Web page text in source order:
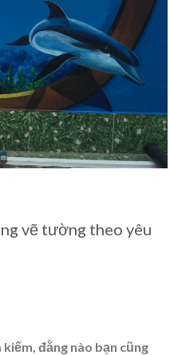
vẽ tường theo yêu
đằng nào bạn cũng